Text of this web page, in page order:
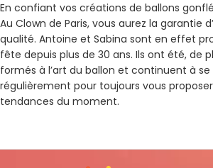
En confiant vos créations de ballons
Au Clown de Paris, vous aurez la garantie
qualité. Antoine et Sabina sont en effet
fête depuis plus de 30 ans. Ils ont été, de
formés à l’art du ballon et continuent à
régulièrement pour toujours vous
tendances du moment.